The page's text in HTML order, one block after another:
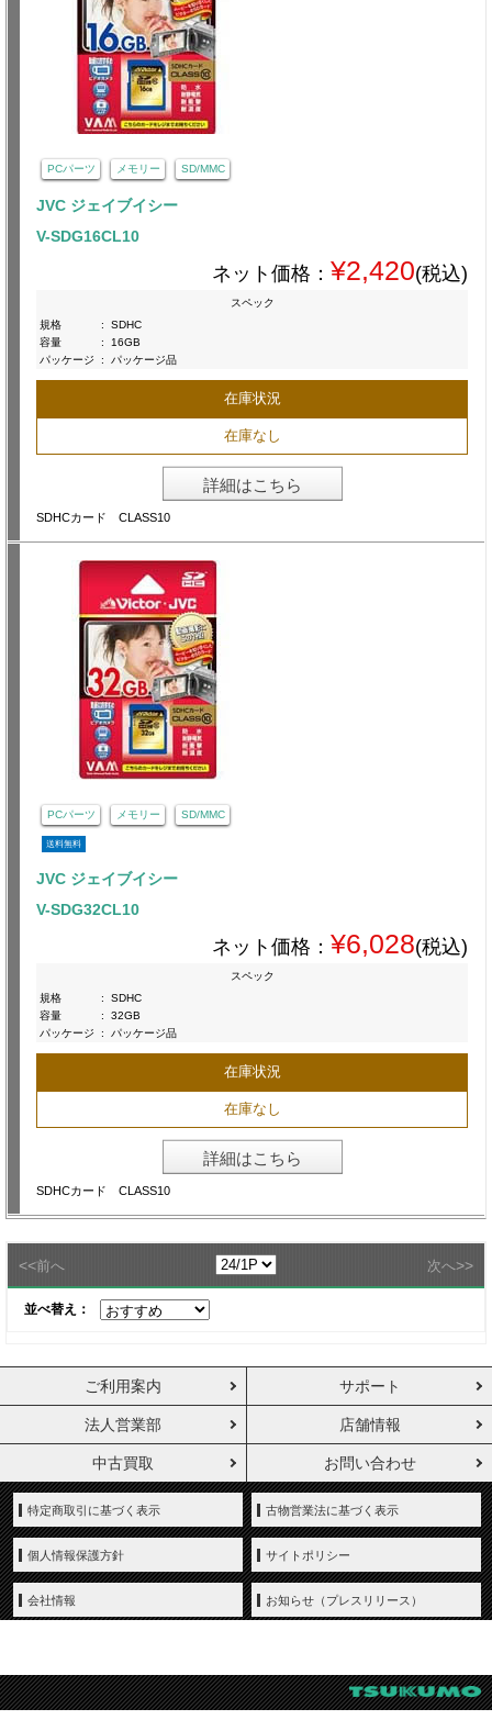
PCパーツ メモリー SD/MMC
JVC ジェイブイシー
V-SDG16CL10
ネット価格： ¥2,420(税込)
スペック
規格
:
SDHC
容量
:
16GB
パッケージ
: パッケージ品
在庫状況
在庫なし
詳細はこちら
SDHCカード CLASS10
PCパーツ メモリー SD/MMC
送料無料
JVC ジェイブイシー
V-SDG32CL10
ネット価格： ¥6,028(税込)
スペック
規格
:
SDHC
容量
:
32GB
パッケージ
: パッケージ品
在庫状況
在庫なし
詳細はこちら
SDHCカード CLASS10
<<前へ 次へ>>
並べ替え：
ご利用案内 サポート
法人営業部 店舗情報
中古買取 お問い合わせ
特定商取引に基づく表示 古物営業法に基づく表示
個人情報保護方針 サイトポリシー
会社情報 お知らせ（プレスリリース）